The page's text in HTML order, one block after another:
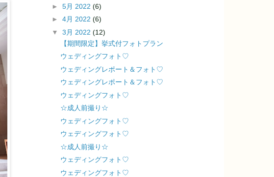
► 5月 2022 (6)
► 4月 2022 (6)
▼ 3月 2022 (12)
【期間限定】挙式付フォトプラン
ウェディングフォト♡
ウェディングレポート＆フォト♡
ウェディングレポート＆フォト♡
ウェディングフォト♡
☆成人前撮り☆
ウェディングフォト♡
ウェディングフォト♡
☆成人前撮り☆
ウェディングフォト♡
ウェディングフォト♡